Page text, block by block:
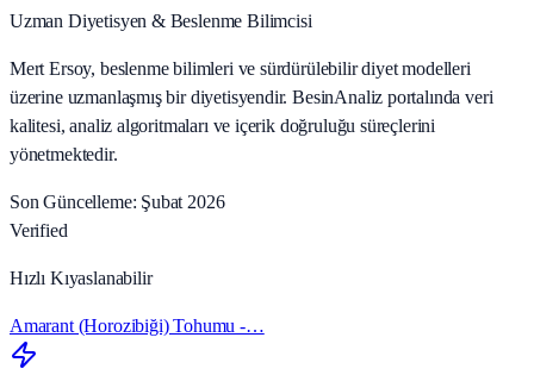
Uzman Diyetisyen & Beslenme Bilimcisi
Mert Ersoy, beslenme bilimleri ve sürdürülebilir diyet modelleri
üzerine uzmanlaşmış bir diyetisyendir. BesinAnaliz portalında veri
kalitesi, analiz algoritmaları ve içerik doğruluğu süreçlerini
yönetmektedir.
Son Güncelleme: Şubat 2026
Verified
Hızlı Kıyaslanabilir
Amarant (Horozibiği) Tohumu -…